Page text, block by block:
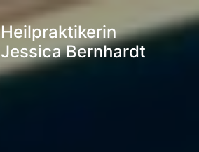
Heilpraktikerin
Jessica Bernhardt